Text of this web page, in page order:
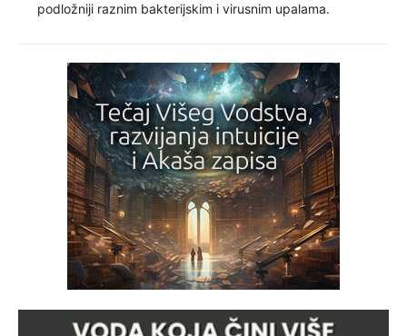
podložniji raznim bakterijskim i virusnim upalama.